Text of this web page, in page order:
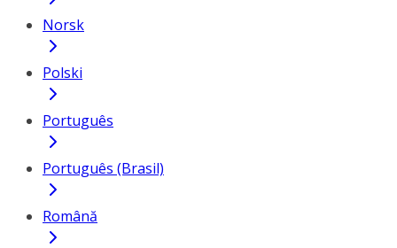
Norsk
Polski
Português
Português (Brasil)
Română